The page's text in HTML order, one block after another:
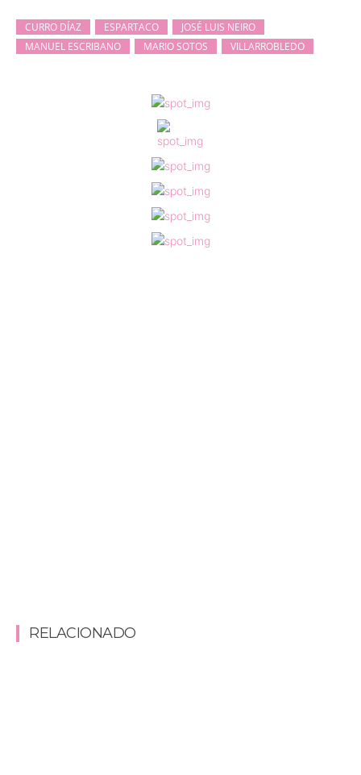
CURRO DÍAZ ESPARTACO
JOSÉ LUIS NEIRO
MANUEL ESCRIBANO
MARIO SOTOS VILLARROBLEDO
RELACIONADO